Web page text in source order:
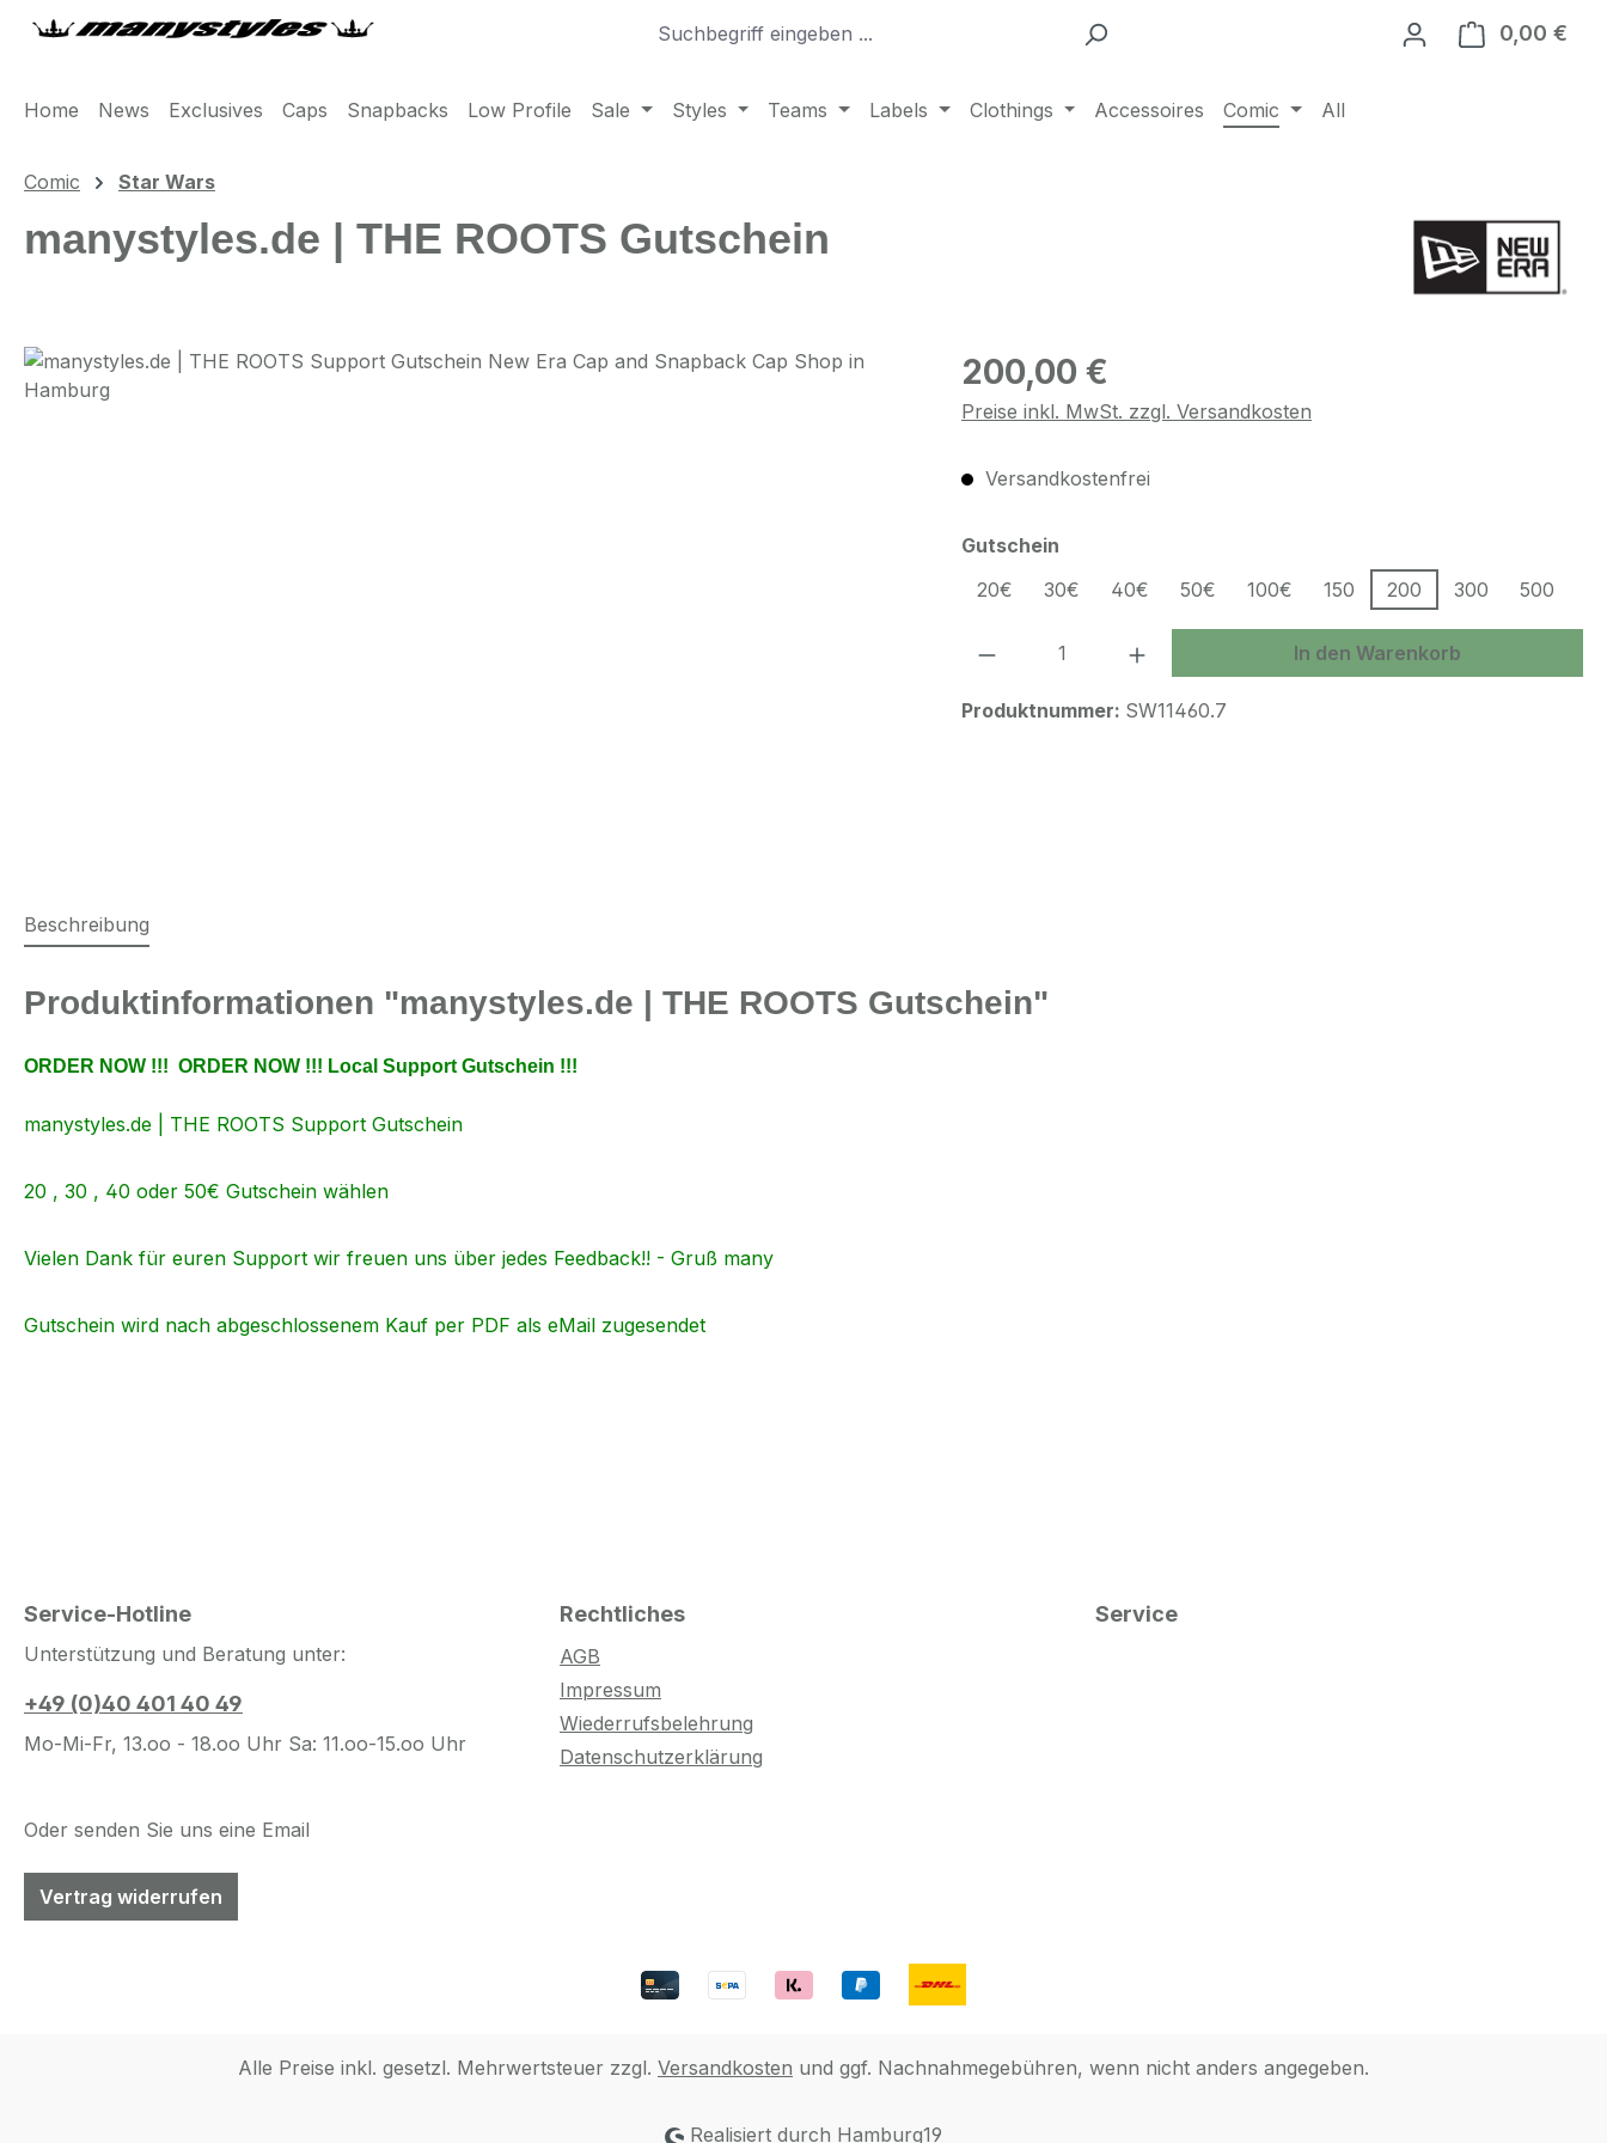
Hauptinhalt springen
Zur Suche springen
Zur Hauptnavigation springen 0,00 €
Home News Exclusives Caps Snapbacks Low Profile Sale Styles Teams Labels Clothings Accessoires Comic All
Comic Star Wars
manystyles.de | THE ROOTS Gutschein
Bildergalerie überspringen Regulärer Preis:
200,00 €
Preise inkl. MwSt. zzgl. Versandkosten
Versandkostenfrei
Gutschein
20€
30€ 40€ 50€ 100€ 150 200 300 500
Produkt Anzahl: Gib den gewünschten Wert
In den Warenkorb
Produktnummer: SW11460.7
Beschreibung
Produktinformationen "manystyles.de | THE ROOTS Gutschein"
ORDER NOW !!! ORDER NOW !!! Local Support Gutschein !!!
manystyles.de | THE ROOTS Support Gutschein
20 , 30 , 40 oder 50€ Gutschein wählen
Vielen Dank für euren Support wir freuen uns über jedes Feedback!! - Gruß many
Gutschein wird nach abgeschlossenem Kauf per PDF als eMail zugesendet
Service-Hotline
Unterstützung und Beratung unter:
+49 (0)40 401 40 49
Mo-Mi-Fr, 13.oo - 18.oo Uhr Sa: 11.oo-15.oo Uhr
Oder senden Sie uns eine Email
Vertrag widerrufen
Rechtliches
AGB
Impressum
Wiederrufsbelehrung
Datenschutzerklärung
Service
Alle Preise inkl. gesetzl. Mehrwertsteuer zzgl. Versandkosten und ggf. Nachnahmegebühren, wenn nicht anders angegeben.
Realisiert durch Hamburg19